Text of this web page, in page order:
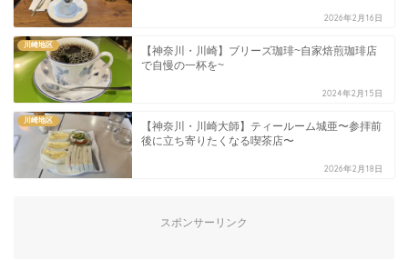
2026年2月16日
川崎地区
【神奈川・川崎】ブリーズ珈琲~自家焙煎珈琲店
で自慢の一杯を~
2024年2月15日
川崎地区
【神奈川・川崎大師】ティールーム城亜〜参拝前
後に立ち寄りたくなる喫茶店〜
2026年2月18日
スポンサーリンク